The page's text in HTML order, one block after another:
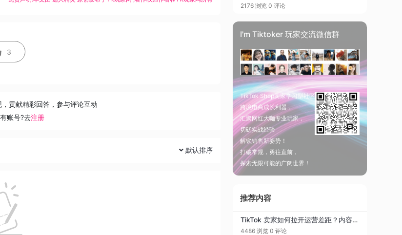
3
贡献精彩回答，参与评论互动
账号?去注册
默认排序
2176 浏览 0 评论
I'm Tiktoker 玩家交流微信群
TikTok Shop卖家学习型社区
跨境电商成长利器，
汇聚网红大咖专业玩家，
切磋实战经验
解锁销售新姿势！
打破常规，勇往直前，
探索无限可能的广阔世界！
推荐内容
TikTok 卖家如何拉开运营差距？内容・达人双升级，AI 提效实战解析
4486 浏览 0 评论